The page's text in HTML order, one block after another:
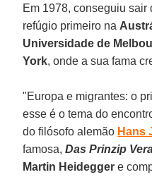
Em 1978, conseguiu sair
refúgio primeiro na
Universidade de
York, onde a sua fama
"Europa e migrantes: o
esse é o tema do
do filósofo alemão Hans
famosa,Das Prinzip
Martin Heidegger e